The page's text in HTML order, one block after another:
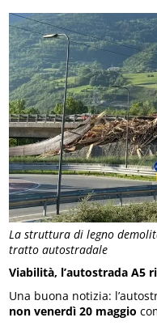
La struttura di legno
tratto autostradale
Viabilità, l’autostrada A5
Una buona notizia:
non venerdì 20 maggio